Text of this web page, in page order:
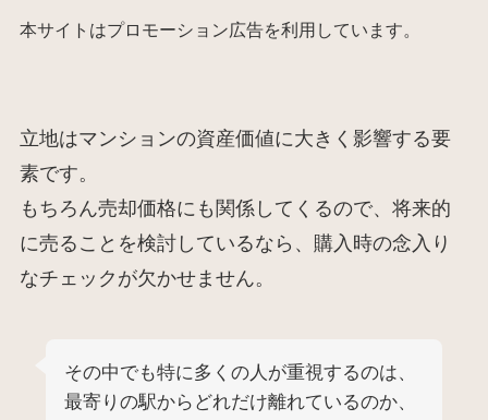
本サイトはプロモーション広告を利用しています。
立地はマンションの資産価値に大きく影響する要
素です。
もちろん売却価格にも関係してくるので、将来的
に売ることを検討しているなら、購入時の念入り
なチェックが欠かせません。
その中でも特に多くの人が重視するのは、
最寄りの駅からどれだけ離れているのか、